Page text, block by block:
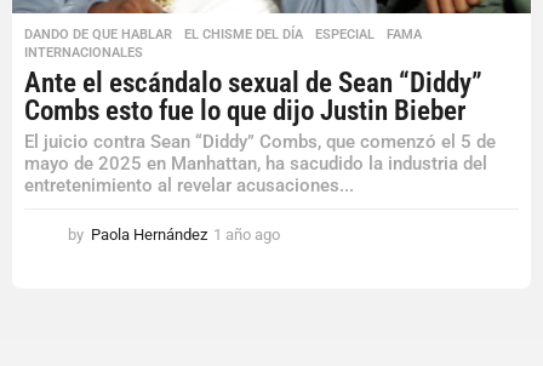
DANDO DE QUE HABLAR ,EL CHISME DEL DÍA ,ESPECIAL ,FAMA
INTERNACIONALES
Ante el escándalo sexual de Sean “Diddy”
Combs esto fue lo que dijo Justin Bieber
El juicio contra Sean “Diddy” Combs, que comenzó el 5 de
mayo de 2025 en Manhattan, ha sacudido la industria del
entretenimiento al revelar acusaciones...
by Paola Hernández 1 año ago